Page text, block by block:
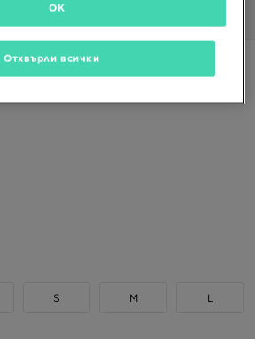
S M L
Отхвърли всички
OK